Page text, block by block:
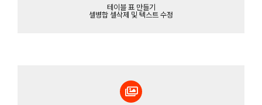
테이블 표 만들기
셀병합 셀삭제 및 텍스트 수정